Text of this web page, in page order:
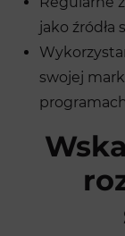
jako źródła
swojej